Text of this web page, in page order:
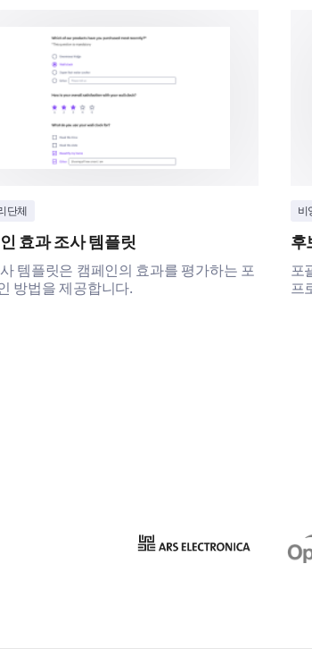
단체
효과 조사 템플릿
템플릿은 캠페인의 효과를 평가하는 포
방법을 제공합니다.
비
후
포
프